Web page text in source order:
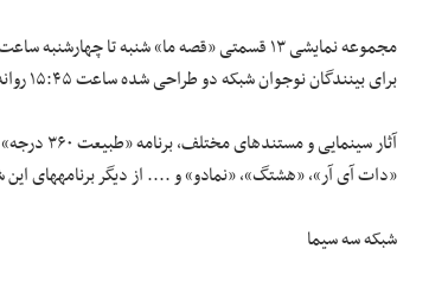
برای بینندگان نوجوان شبکه دو طراحی شده ساعت ۱۵:۴۵ روانه آنتن می‌شود.
آثار
«دات آی آر»، «هشتگ»، «نمادو» و .... از دیگر برنامه‎های این شبکه است که در تابستان تقدیم بینندگان شبکه خواهد شد.
شبکه سه سیما